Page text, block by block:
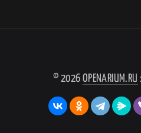
© 2026 OPENARIUM.RU